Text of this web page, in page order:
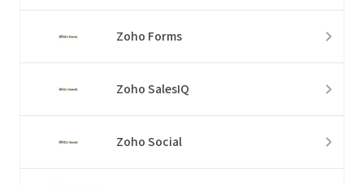
Zoho Forms
Zoho SalesIQ
Zoho Social